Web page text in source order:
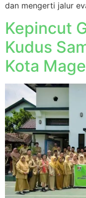
dan mengerti jalur
Kepincut
Kudus
Kota